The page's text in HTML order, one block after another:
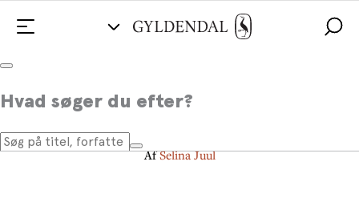
Hvad søger du efter?
Stop spild af mad
En kogebog med mere
AfSelina Juul